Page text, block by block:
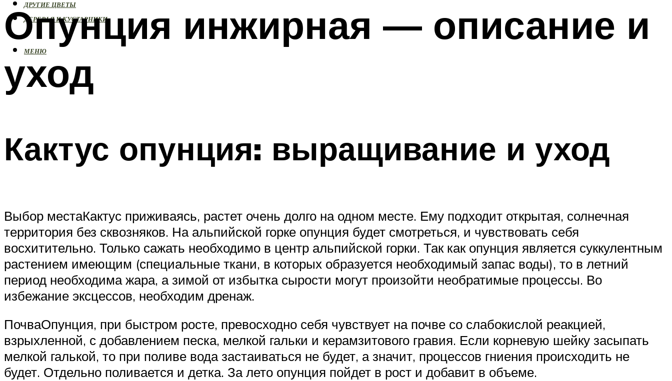
ДРУГИЕ ЦВЕТЫ
ДЕРЕВЬЯ И КУСТАРНИКИ
МЕНЮ
Опунция инжирная — описание и
уход
Кактус опунция: выращивание и уход
Выбор местаКактус приживаясь, растет очень долго на одном месте. Ему подходит открытая, солнечная
территория без сквозняков. На альпийской горке опунция будет смотреться, и чувствовать себя
восхитительно. Только сажать необходимо в центр альпийской горки. Так как опунция является суккулентным
растением имеющим (специальные ткани, в которых образуется необходимый запас воды), то в летний
период необходима жара, а зимой от избытка сырости могут произойти необратимые процессы. Во
избежание эксцессов, необходим дренаж.
ПочваОпунция, при быстром росте, превосходно себя чувствует на почве со слабокислой реакцией,
взрыхленной, с добавлением песка, мелкой гальки и керамзитового гравия. Если корневую шейку засыпать
мелкой галькой, то при поливе вода застаиваться не будет, а значит, процессов гниения происходить не
будет. Отдельно поливается и детка. За лето опунция пойдет в рост и добавит в объеме.